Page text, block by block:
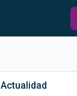
Actualidad